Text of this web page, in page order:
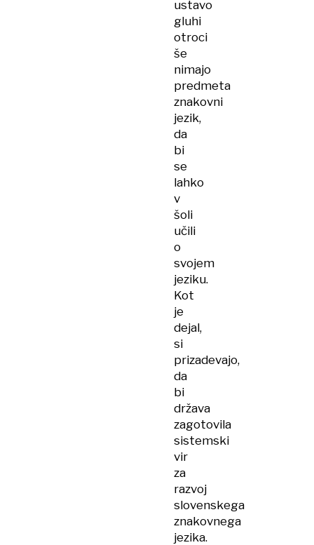
ustavo
gluhi
otroci
še
nimajo
predmeta
znakovni
jezik,
da
bi
se
lahko
v
šoli
učili
o
svojem
jeziku.
Kot
je
dejal,
si
prizadevajo,
da
bi
država
zagotovila
sistemski
vir
za
razvoj
slovenskega
znakovnega
jezika.